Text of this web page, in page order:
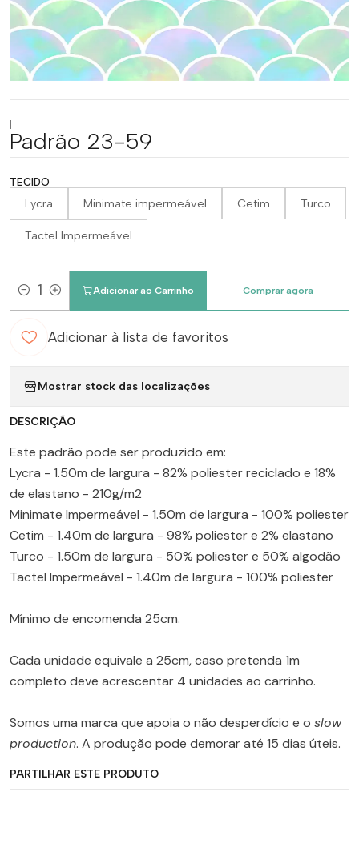
|
Padrão 23-59
TECIDO
Lycra Minimate impermeável Cetim Turco
Tactel Impermeável
Quantidade
Adicionar ao Carrinho Comprar agora
Adicionar à lista de favoritos
Mostrar stock das localizações
DESCRIÇÃO
Este padrão pode ser produzido em:
Lycra - 1.50m de largura - 82% poliester reciclado e 18%
de elastano - 210g/m2
Minimate Impermeável - 1.50m de largura - 100% poliester
Cetim - 1.40m de largura - 98% poliester e 2% elastano
Turco - 1.50m de largura - 50% poliester e 50% algodão
Tactel Impermeável - 1.40m de largura - 100% poliester
Mínimo de encomenda 25cm.
Cada unidade equivale a 25cm, caso pretenda 1m
completo deve acrescentar 4 unidades ao carrinho.
Somos uma marca que apoia o não desperdício e o slow
production. A produção pode demorar até 15 dias úteis.
PARTILHAR ESTE PRODUTO